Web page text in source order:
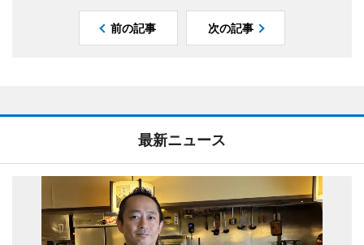
前の記事 次の記事
最新ニュース